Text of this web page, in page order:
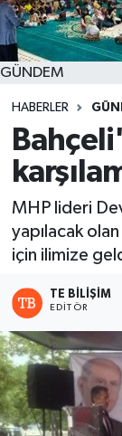
GÜNDEM
HABERLER
MHP lideri
yapılacak
için ilimize
TE BILIŞIM
EDITÖR